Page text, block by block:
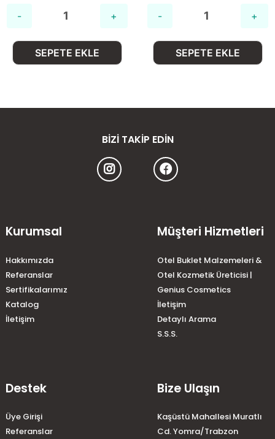
SEPETE EKLE SEPETE EKLE
BIZI TAKIP EDIN
Kurumsal
Hakkımızda
Referanslar
Sertifikalarımız
Katalog
İletişim
Müşteri Hizmetleri
Otel Buklet Malzemeleri &
Otel Kozmetik Üreticisi |
Genius Cosmetics
İletişim
Detaylı Arama
S.S.S.
Destek
Üye Girişi
Referanslar
Bize Ulaşın
Kaşüstü Mahallesi Muratlı
Cd. Yomra/Trabzon